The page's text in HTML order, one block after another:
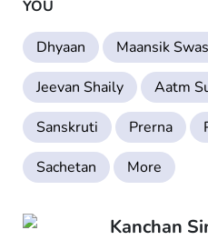
YOU
Dhyaan Maansik
Jeevan Shaily
Aatm
Sanskruti
Prerna
Sachetan
More
Kanchan